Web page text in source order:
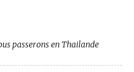
passerons en Thailande